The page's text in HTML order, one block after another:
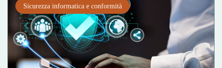
Sicurezza informatica e conformità